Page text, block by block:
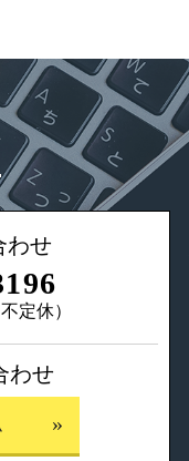
air
わせ
定休）
わせ